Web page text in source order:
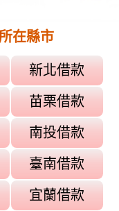
在縣市
新北借款
苗栗借款
南投借款
臺南借款
宜蘭借款
資金不求人：台北小額借款快速指南，助你靈活應付生活每一筆支出
為居民解決短
育費用、醫療
活資金支援。
及風險管理，